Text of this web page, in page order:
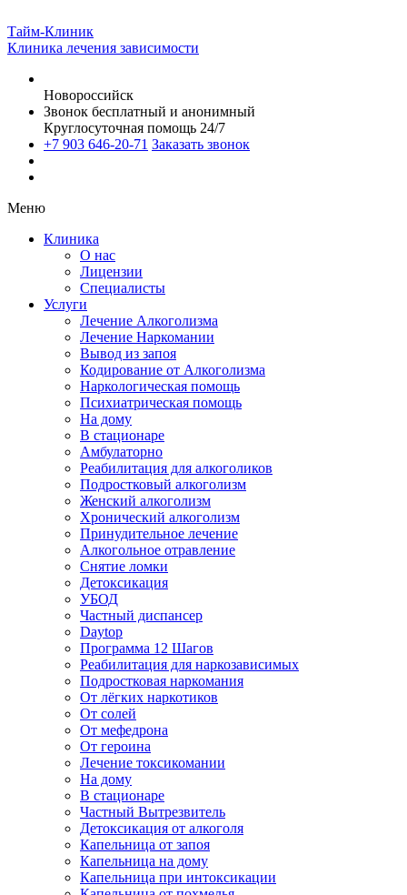
Тайм-Клиник
Клиника лечения зависимости
Новороссийск
Звонок бесплатный и анонимный
Круглосуточная помощь 24/7
+7 903 646-20-71 Заказать звонок
Меню
Клиника
О нас
Лицензии
Специалисты
Услуги
Лечение Алкоголизма
Лечение Наркомании
Вывод из запоя
Кодирование от Алкоголизма
Наркологическая помощь
Психиатрическая помощь
На дому
В стационаре
Амбулаторно
Реабилитация для алкоголиков
Подростковый алкоголизм
Женский алкоголизм
Хронический алкоголизм
Принудительное лечение
Алкогольное отравление
Снятие ломки
Детоксикация
УБОД
Частный диспансер
Daytop
Программа 12 Шагов
Реабилитация для наркозависимых
Подростковая наркомания
От лёгких наркотиков
От солей
От мефедрона
От героина
Лечение токсикомании
На дому
В стационаре
Частный Вытрезвитель
Детоксикация от алкоголя
Капельница от запоя
Капельница на дому
Капельница при интоксикации